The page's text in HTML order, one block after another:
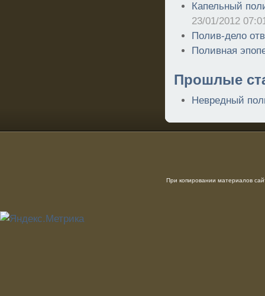
Капельный
23/01/2012
Полив-дело
Поливная
Прошлые
Невредный
При копировании материалов